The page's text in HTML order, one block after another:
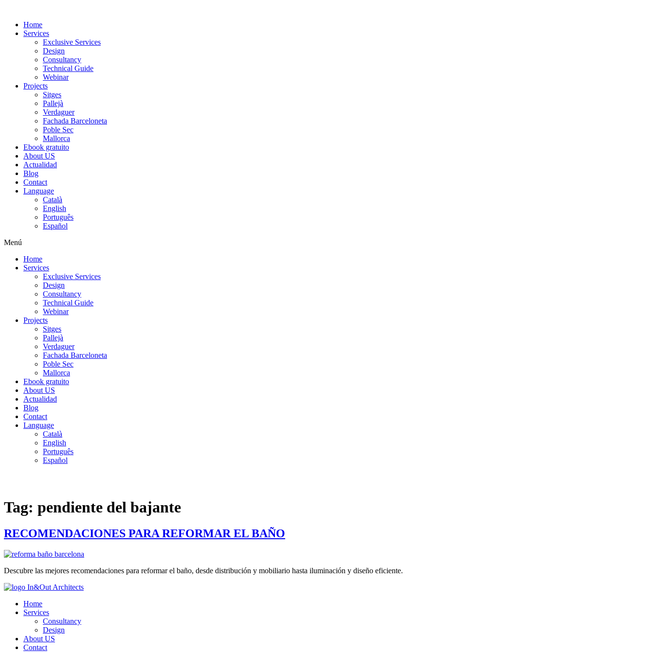
contenidoHome
Services
Exclusive Services
Design
Consultancy
Technical Guide
Webinar
Projects
Sitges
Pallejà
Verdaguer
Fachada Barceloneta
Poble Sec
Mallorca
Ebook gratuito
About US
Actualidad
Blog
Contact
Language
Català
English
Português
Español
Menú
Home
Services
Exclusive Services
Design
Consultancy
Technical Guide
Webinar
Projects
Sitges
Pallejà
Verdaguer
Fachada Barceloneta
Poble Sec
Mallorca
Ebook gratuito
About US
Actualidad
Blog
Contact
Language
Català
English
Português
Español
Tag: pendiente del bajante
RECOMENDACIONES PARA REFORMAR EL BAÑO
Descubre las mejores recomendaciones para reformar el baño, desde distribución y mobiliario hasta iluminación y diseño eficiente.
Home
Services
Consultancy
Design
About US
Contact